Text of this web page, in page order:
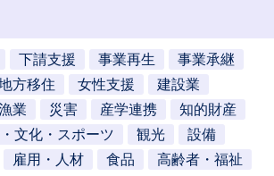
下請支援 事業再生
事業承継
方移住 女性支援
建設業
業 災害 産学連携
知的財産
文化・スポーツ 観光
設備
雇用・人材 食品 高齢者・福祉